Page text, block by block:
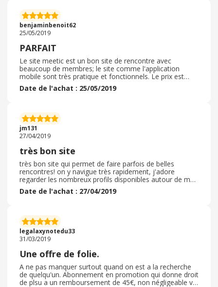
activités sont proposées pour favoriser les rencontres
entre les différents membres. J'ai très vite été conquis
par l'ergonomie du site et la facilité pour rencontrer des
personnes et finalement la bonne
benjaminbenoit62
25/05/2019
PARFAIT
Le site meetic est un bon site de rencontre avec
beaucoup de membres; le site comme l'application
mobile sont très pratique et fonctionnels. Le prix est
intéressant, pour l'abonnement de 6 mois, le cashback
nous rembourse l'abonnement. Je recommande Meetic
très rapidement, en moins de 1 mois le cashback ma été
payé. A voir dans le temps si ce site fonctionne
réellement mais je n'ai jamais été décu
Date de l'achat : 25/05/2019
jm131
27/04/2019
très bon site
très bon site qui permet de faire parfois de belles
rencontres! on y navigue très rapidement, j'adore
regarder les nombreux profils disponibles autour de moi,
etc on envoie des messages privés, les femmes y
répondent ou pas le petit plus : beaucoup de monde le
rapidement démasqués par l'équipe meetic :) j'y ai
rencontré ma compagne actuelle, et ne je regrette
absolument pas le temps passé!
Date de l'achat : 27/04/2019
legalaxynotedu33
31/03/2019
Une offre de folie.
A ne pas manquer surtout quand on est a la recherche
de quelqu'un. Abonnement en promotion qui donne droit
de plsu a un remboursement de 45€, non négligeable vu